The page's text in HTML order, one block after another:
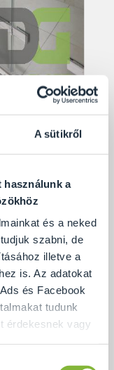
A sütikről
használunk a
és a neked
szabni, de
illetve a
is. Az adatokat
és Facebook
tudunk
érdekesnek vagy
ellátott
zuhanyzók közül
hiszen nyitáskor
belapozható.
zsanérokat